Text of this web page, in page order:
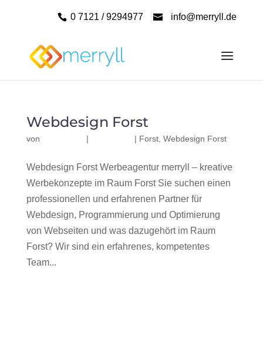
0 7121 / 9294977 info@merryll.de
Webdesign Forst
von | | Forst, Webdesign Forst
Webdesign Forst Werbeagentur merryll – kreative
Werbekonzepte im Raum Forst Sie suchen einen
professionellen und erfahrenen Partner für
Webdesign, Programmierung und Optimierung
von Webseiten und was dazugehört im Raum
Forst? Wir sind ein erfahrenes, kompetentes
Team...